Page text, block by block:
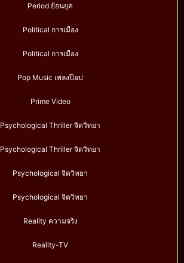
Period ย้อนยุค
Political การเมือง
Political การเมือง
Pop Music เพลงป๊อป
Prime Video
Psychological Thriller จิตวิทยา
Psychological Thriller จิตวิทยา
Psychological จิตวิทยา
Psychological จิตวิทยา
Reality ความจริง
Reality-TV